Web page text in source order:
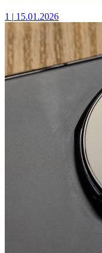
1 | 15.01.2026